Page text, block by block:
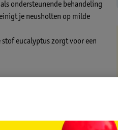
ondersteunende behandeling
je neusholten op milde
eucalyptus zorgt voor een